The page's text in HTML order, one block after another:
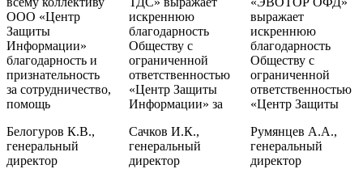
ООО «Центр
Защиты
Информации»
благодарность и
признательность
за сотрудничество,
помощь
Белогуров К.В.,
генеральный
директор
искреннюю
благодарность
Обществу с
ограниченной
ответственностью
«Центр Защиты
Информации» за
Сачков И.К.,
генеральный
директор
выражает
искреннюю
благодарность
Обществу с
ограниченной
ответственностью
«Центр Защиты
Румянцев А.А.,
генеральный
директор